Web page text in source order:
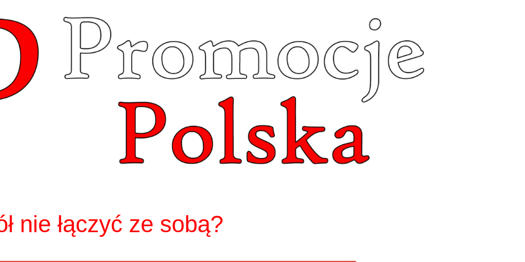
nie łączyć ze sobą?